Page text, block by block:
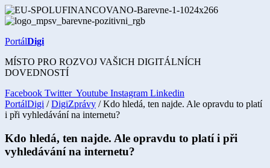
Přejít
k
PortálDigi
MÍSTO PRO ROZVOJ VAŠICH DIGITÁLNÍCH
DOVEDNOSTÍ
Facebook Twitter Youtube Instagram Linkedin
PortálDigi /DigiZprávy / Kdo hledá, ten najde. Ale opravdu to platí
i při vyhledávání na internetu?
Kdo hledá, ten najde. Ale opravdu to platí i při
vyhledávání na internetu?